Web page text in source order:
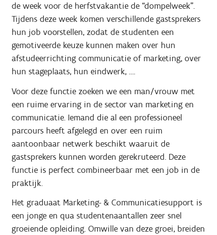
de week voor de herfstvakantie de “dompelweek”.
Tijdens deze week komen verschillende gastsprekers
hun job voorstellen, zodat de studenten een
gemotiveerde keuze kunnen maken over hun
afstudeerrichting communicatie of marketing, over
hun stageplaats, hun eindwerk, ….
Voor deze functie zoeken we een man/vrouw met
een ruime ervaring in de sector van marketing en
communicatie. Iemand die al een professioneel
parcours heeft afgelegd en over een ruim
aantoonbaar netwerk beschikt waaruit de
gastsprekers kunnen worden gerekruteerd. Deze
functie is perfect combineerbaar met een job in de
praktijk.
Het graduaat Marketing- & Communicatiesupport is
een jonge en qua studentenaantallen zeer snel
groeiende opleiding. Omwille van deze groei, breiden